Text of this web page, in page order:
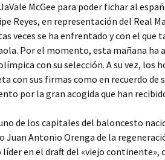
McGee para poder fichar al
Reyes, en representación del Real
veces se ha enfrentado y con el
Por el momento, esta mañana ha
con su selección. A su vez, los
con sus firmas como en recuerdo de
por la gran acogida que han
de los capitales del baloncesto
Juan Antonio Orenga de la
en el draft del «viejo continente»,